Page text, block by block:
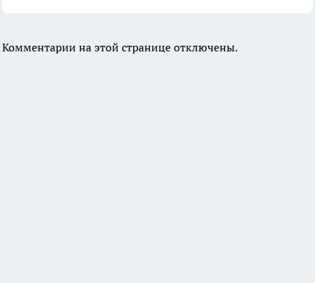
Комментарии на этой странице отключены.